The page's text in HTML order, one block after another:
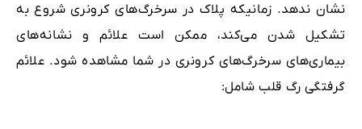
نشان ندهد. زمانیکه پلاک در سرخرگ‌های کرونری شروع به
تشکیل‌ شدن می‌کند، ممکن است علائم و نشانه‌های
بیماری‌های سرخرگ‌های کرونری در شما مشاهده شود. علائم
گرفتگی رگ قلب شامل: